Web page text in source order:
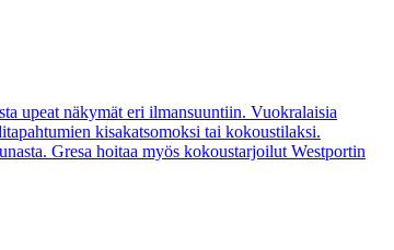
upeat näkymät eri ilmansuuntiin. Vuokralaisia
kisakatsomoksi tai kokoustilaksi.
Gresa hoitaa myös kokoustarjoilut Westportin